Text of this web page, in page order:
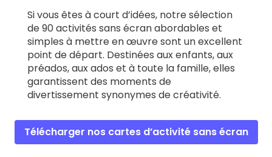
Si vous êtes à court d’idées, notre sélection
de 90 activités sans écran abordables et
simples à mettre en œuvre sont un excellent
point de départ. Destinées aux enfants, aux
préados, aux ados et à toute la famille, elles
garantissent des moments de
divertissement synonymes de créativité.
Télécharger nos cartes d’activité sans écran